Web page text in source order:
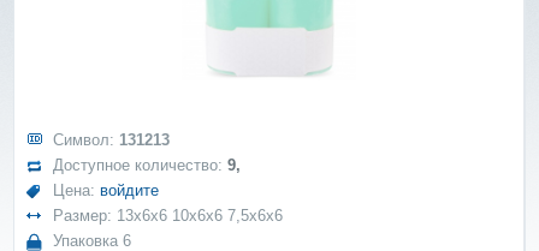
Символ: 131213
Доступное количество:9,
Цена: войдите
Размер: 13x6x6 10x6x6 7,5x6x6
Упаковка 6